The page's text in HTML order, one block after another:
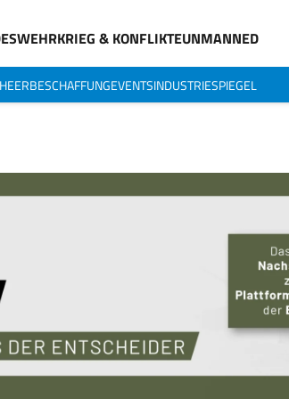
KRIEG & KONFLIKTEUNMANNED
BESCHAFFUNGEVENTSINDUSTRIESPIEGEL